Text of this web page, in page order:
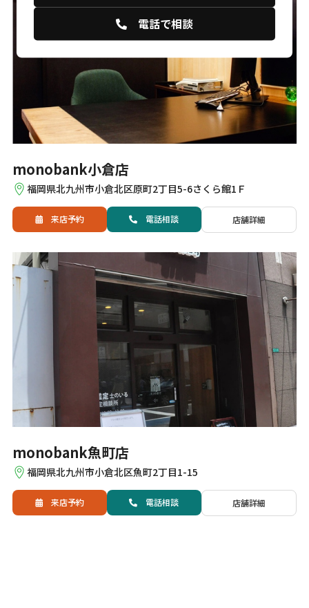
monobank小倉店
福岡県北九州市小倉北区原町2丁目5-6さくら館1Ｆ
来店予約 電話相談 店舗詳細
monobank魚町店
福岡県北九州市小倉北区魚町2丁目1-15
来店予約 電話相談 店舗詳細
電話で相談